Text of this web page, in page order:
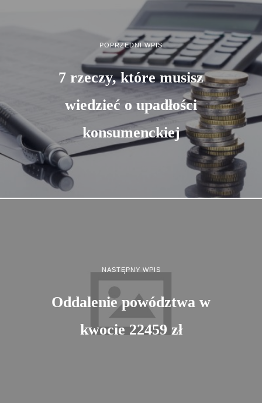
POPRZEDNI WPIS
7 rzeczy, które musisz
wiedzieć o upadłości
konsumenckiej
NASTĘPNY WPIS
Oddalenie powództwa w
kwocie 22459 zł